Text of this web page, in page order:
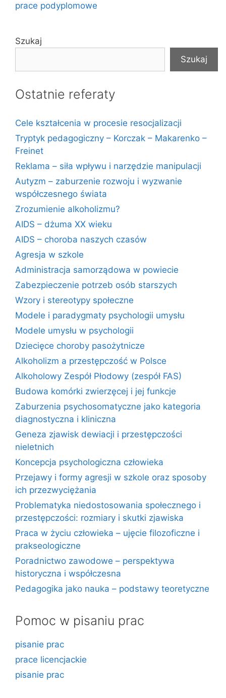
prace podyplomowe
Szukaj
Szukaj
Ostatnie referaty
Cele kształcenia w procesie resocjalizacji
Tryptyk pedagogiczny – Korczak – Makarenko –
Freinet
Reklama – siła wpływu i narzędzie manipulacji
Autyzm – zaburzenie rozwoju i wyzwanie
współczesnego świata
Zrozumienie alkoholizmu?
AIDS – dżuma XX wieku
AIDS – choroba naszych czasów
Agresja w szkole
Administracja samorządowa w powiecie
Zabezpieczenie potrzeb osób starszych
Wzory i stereotypy społeczne
Modele i paradygmaty psychologii umysłu
Modele umysłu w psychologii
Dziecięce choroby pasożytnicze
Alkoholizm a przestępczość w Polsce
Alkoholowy Zespół Płodowy (zespół FAS)
Budowa komórki zwierzęcej i jej funkcje
Zaburzenia psychosomatyczne jako kategoria
diagnostyczna i kliniczna
Geneza zjawisk dewiacji i przestępczości
nieletnich
Koncepcja psychologiczna człowieka
Przejawy i formy agresji w szkole oraz sposoby
ich przezwyciężania
Problematyka niedostosowania społecznego i
przestępczości: rozmiary i skutki zjawiska
Praca w życiu człowieka – ujęcie filozoficzne i
prakseologiczne
Poradnictwo zawodowe – perspektywa
historyczna i współczesna
Pedagogika jako nauka – podstawy teoretyczne
Pomoc w pisaniu prac
pisanie prac
prace licencjackie
pisanie prac